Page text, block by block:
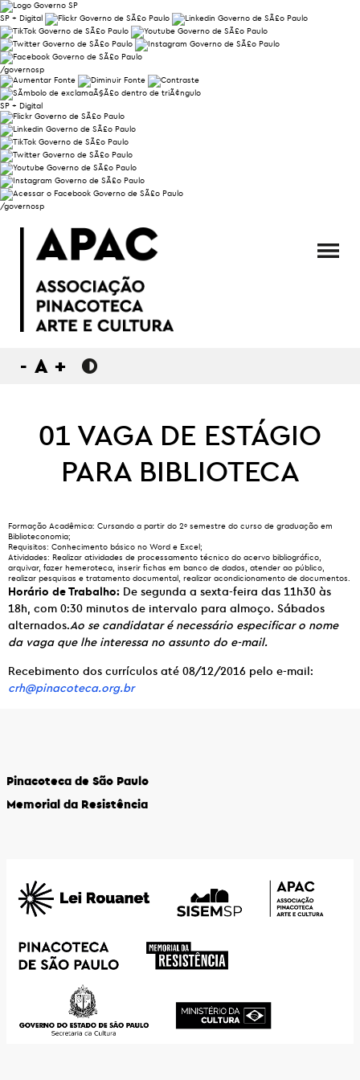
SP + Digital
/governosp
SP + Digital
/governosp
- A +
01 VAGA DE ESTÁGIO
PARA BIBLIOTECA
Formação Acadêmica: Cursando a partir do 2º semestre do curso de graduação em
Biblioteconomia;
Requisitos: Conhecimento básico no Word e Excel;
Atividades: Realizar atividades de processamento técnico do acervo bibliográfico,
arquivar, fazer hemeroteca, inserir fichas em banco de dados, atender ao público,
realizar pesquisas e tratamento documental, realizar acondicionamento de documentos.
Horário de Trabalho: De segunda a sexta-feira das 11h30 às
18h, com 0:30 minutos de intervalo para almoço. Sábados
alternados.Ao se candidatar é necessário especificar o nome
da vaga que lhe interessa no assunto do e-mail.
Recebimento dos currículos até 08/12/2016 pelo e-mail:
crh@pinacoteca.org.br
Pinacoteca de São Paulo
Memorial da Resistência